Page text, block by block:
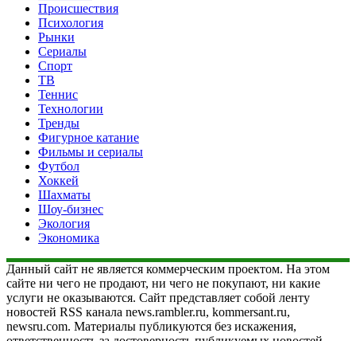
Происшествия
Психология
Рынки
Сериалы
Спорт
ТВ
Теннис
Технологии
Тренды
Фигурное катание
Фильмы и сериалы
Футбол
Хоккей
Шахматы
Шоу-бизнес
Экология
Экономика
Данный сайт не является коммерческим проектом. На этом
сайте ни чего не продают, ни чего не покупают, ни какие
услуги не оказываются. Сайт представляет собой ленту
новостей RSS канала news.rambler.ru, kommersant.ru,
newsru.com. Материалы публикуются без искажения,